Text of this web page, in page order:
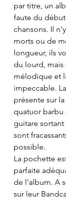
par titre, un
faute du début
chansons. Il
morts ou de
longueur, ils
du lourd, mais
mélodique et
impeccable.
présente sur
quatuor barbu
guitare
sont
possible.
La pochette
parfaite
de l'album. A
sur leur